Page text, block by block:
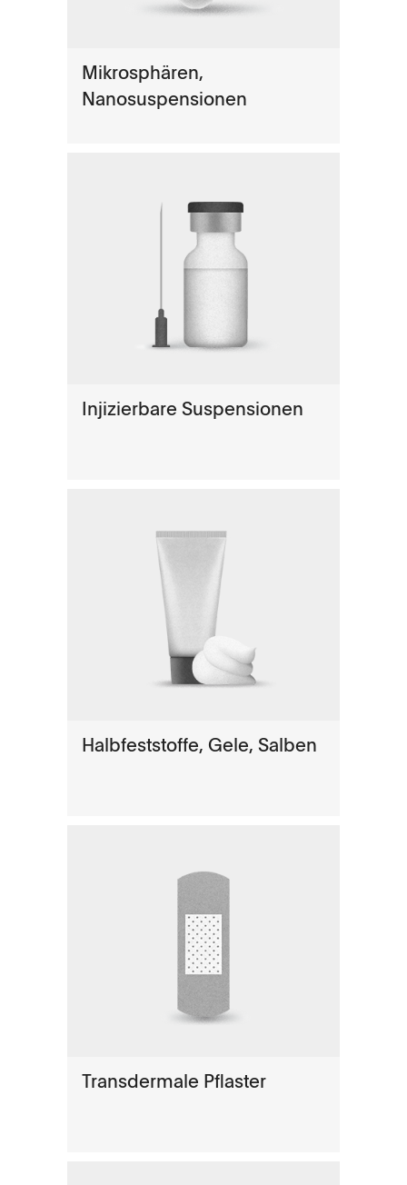
Mikrosphären,
Nanosuspensionen
Injizierbare Suspensionen
Halbfeststoffe, Gele, Salben
Transdermale Pflaster